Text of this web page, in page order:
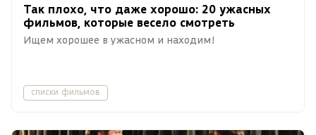
Так плохо, что даже хорошо: 20 ужасных
фильмов, которые весело смотреть
Ищем хорошее в ужасном и находим!
списки фильмов